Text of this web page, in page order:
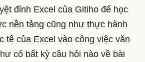
đỉnh Excel của Gitiho để học
nền tảng cũng như thực hành
tế của Excel vào công việc văn
có bất kỳ câu hỏi nào về bài